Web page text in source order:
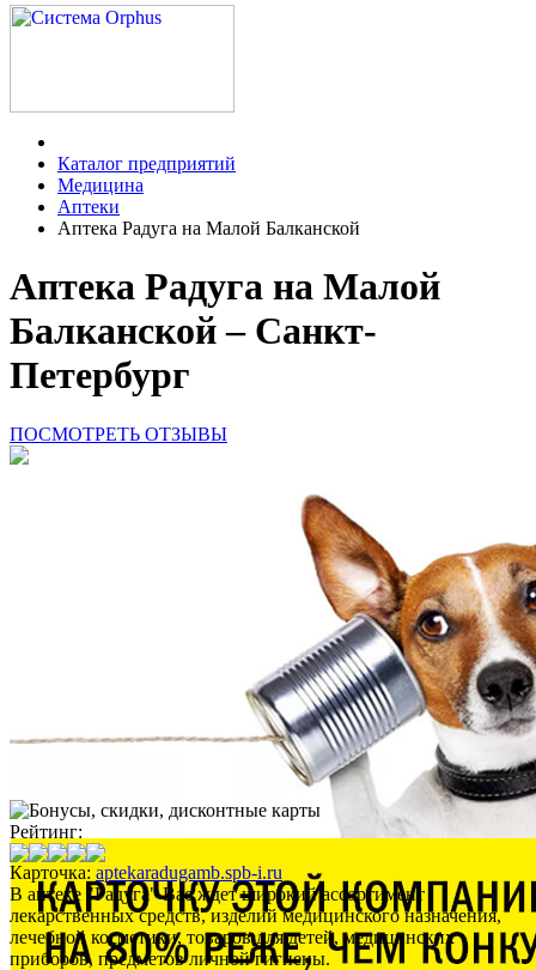
Каталог предприятий
Медицина
Аптеки
Аптека Радуга на Малой Балканской
Аптека Радуга на Малой
Балканской – Санкт-
Петербург
ПОСМОТРЕТЬ ОТЗЫВЫ
Рейтинг:
Карточка: aptekaradugamb.spb-i.ru
В аптеке "Радуга" Вас ждет широкий ассортимент
лекарственных средств, изделий медицинского назначения,
лечебной косметики, товаров для детей, медицинских
приборов, предметов личной гигиены.